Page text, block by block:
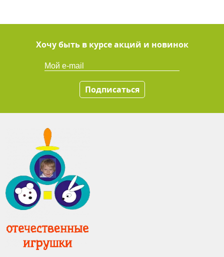
Хочу быть в курсе акций и новинок
Подписаться